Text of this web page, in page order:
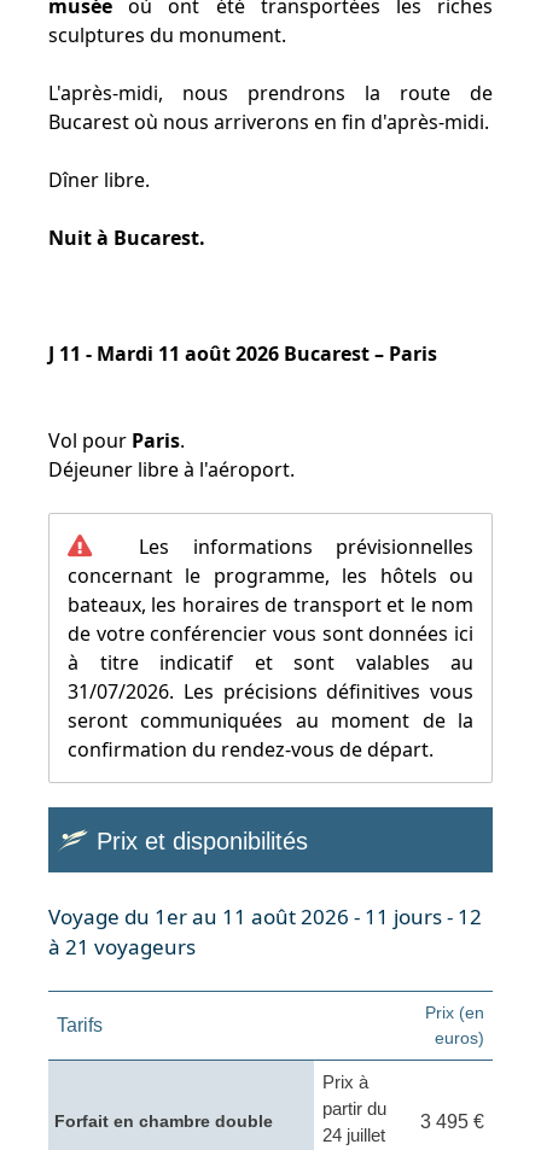
musée où ont été transportées les riches
sculptures du monument.
L'après-midi, nous prendrons la route de
Bucarest où nous arriverons en fin d'après-midi.
Dîner libre.
Nuit à Bucarest.
J 11 - Mardi 11 août 2026 Bucarest – Paris
Vol pour Paris.
Déjeuner libre à l'aéroport.
Les informations prévisionnelles
concernant le programme, les hôtels ou
bateaux, les horaires de transport et le nom
de votre conférencier vous sont données ici
à titre indicatif et sont valables au
31/07/2026. Les précisions définitives vous
seront communiquées au moment de la
confirmation du rendez-vous de départ.
Prix et disponibilités
Voyage du 1er au 11 août 2026 - 11 jours - 12
à 21 voyageurs
Tarifs
Prix (en
euros)
Forfait en chambre double
Prix à
partir du
24 juillet
3 495 €